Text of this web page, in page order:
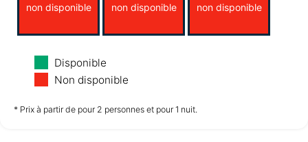
non disponible non disponible non disponible
Mercredi
12/08
non disponible non disponible
Disponible
Non disponible
* Prix à partir de pour 2 personnes et pour 1 nuit.